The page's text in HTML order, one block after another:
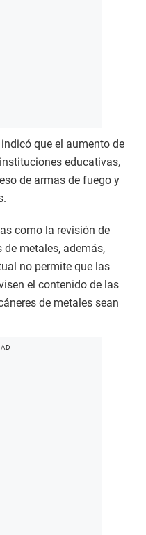
que el aumento de
educativas,
de armas de fuego y
como la revisión de
metales, además,
no permite que las
el contenido de las
de metales sean